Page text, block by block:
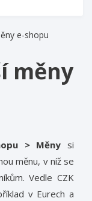
e-shopu
měny
> Měny si
měnu, v níž se
Vedle CZK
v Eurech a